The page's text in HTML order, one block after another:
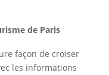
de Paris
façon de croiser
les informations